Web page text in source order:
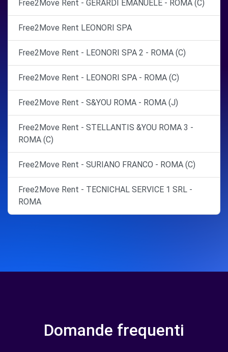
Free2Move Rent - GERARDI EMANUELE - ROMA (C)
Free2Move Rent LEONORI SPA
Free2Move Rent - LEONORI SPA 2 - ROMA (C)
Free2Move Rent - LEONORI SPA - ROMA (C)
Free2Move Rent - S&YOU ROMA - ROMA (J)
Free2Move Rent - STELLANTIS &YOU ROMA 3 -
ROMA (C)
Free2Move Rent - SURIANO FRANCO - ROMA (C)
Free2Move Rent - TECNICHAL SERVICE 1 SRL -
ROMA
Domande frequenti